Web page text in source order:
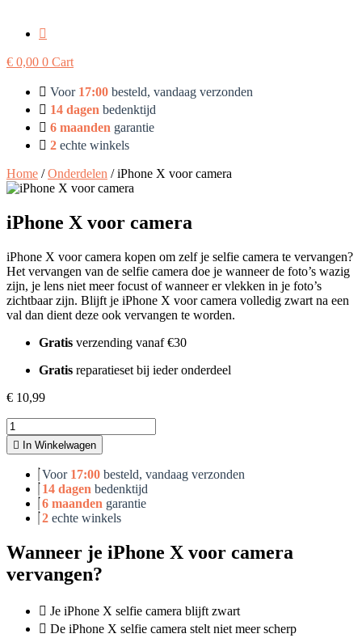
€ 0,00 0 Cart
Voor 17:00 besteld, vandaag verzonden
14 dagen bedenktijd
6 maanden garantie
2 echte winkels
Home /Onderdelen / iPhone X voor camera
iPhone X voor camera
iPhone X voor camera kopen om zelf je selfie camera te vervangen?
Het vervangen van de selfie camera doe je wanneer de foto’s wazig
zijn, je lens niet meer focust of wanneer er vlekken in je foto’s
zichtbaar zijn. Blijft je iPhone X voor camera volledig zwart na een
val dan dient deze ook vervangen te worden.
Gratis verzending vanaf €30
Gratis reparatieset bij ieder onderdeel
€ 10,99
iPhone
X
voor
camera
In Winkelwagen
Voor 17:00 besteld, vandaag verzonden
14 dagen bedenktijd
6 maanden garantie
2 echte winkels
Wanneer je iPhone X voor camera
vervangen?
Je iPhone X selfie camera blijft zwart
De iPhone X selfie camera stelt niet meer scherp